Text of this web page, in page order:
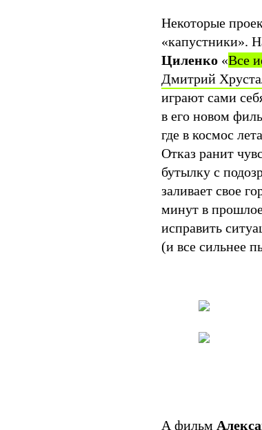
Некоторые
«капустники».
Циленко «Все
Дмитрий
играют сами
в его новом
где в космос
Отказ ранит
бутылку с
заливает свое
минут в
исправить
(и все сильнее
А фильм